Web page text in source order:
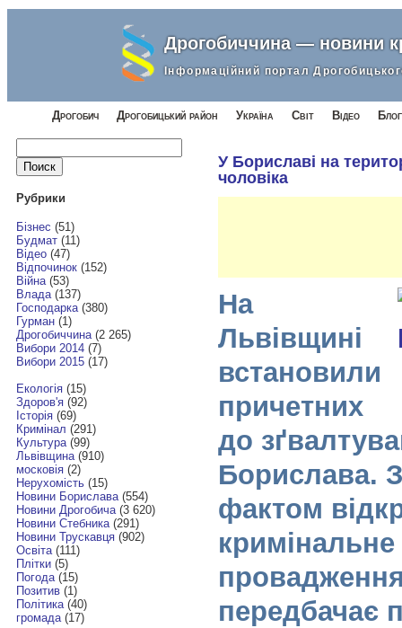
Дрогобиччина — новини
Інформаційний портал
Дрогобич Дрогобицький район Україна Світ Відео
Найти:
Рубрики
Бізнес (51)
Будмат(11)
Відео(47)
Відпочинок(152)
Війна(53)
Влада(137)
Господарка(380)
Гурман(1)
Дрогобиччина(2 265)
Вибори 2014(7)
Вибори 2015(17)
Екологія(15)
Здоров'я(92)
Історія(69)
Кримінал (291)
Культура(99)
Львівщина(910)
московія(2)
Нерухомість(15)
Новини Борислава(554)
Новини Дрогобича(3 620)
Новини Стебника(291)
Новини Трускавця(902)
Освіта(111)
Плітки(5)
Погода(15)
Позитив(1)
Політика(40)
громада(17)
У Бориславі на
чоловіка
На
Львівщині
встановили
причетних
до
Борислава.
фактом
кримінальне
передбачає